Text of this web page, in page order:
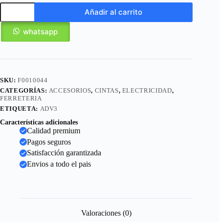
Añadir al carrito
whatsapp
SKU:F0010044
CATEGORÍAS: ACCESORIOS, CINTAS, ELECTRICIDAD,
FERRETERIA
ETIQUETA: ADV3
Características adicionales
Calidad premium
Pagos seguros
Satisfacción garantizada
Envios a todo el pais
Valoraciones (0)